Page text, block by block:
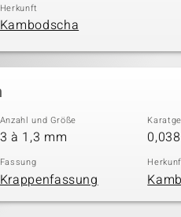
Herkunft
Kambodscha
Anzahl und Größe
3 à 1,3 mm
Fassung
Krappenfassung